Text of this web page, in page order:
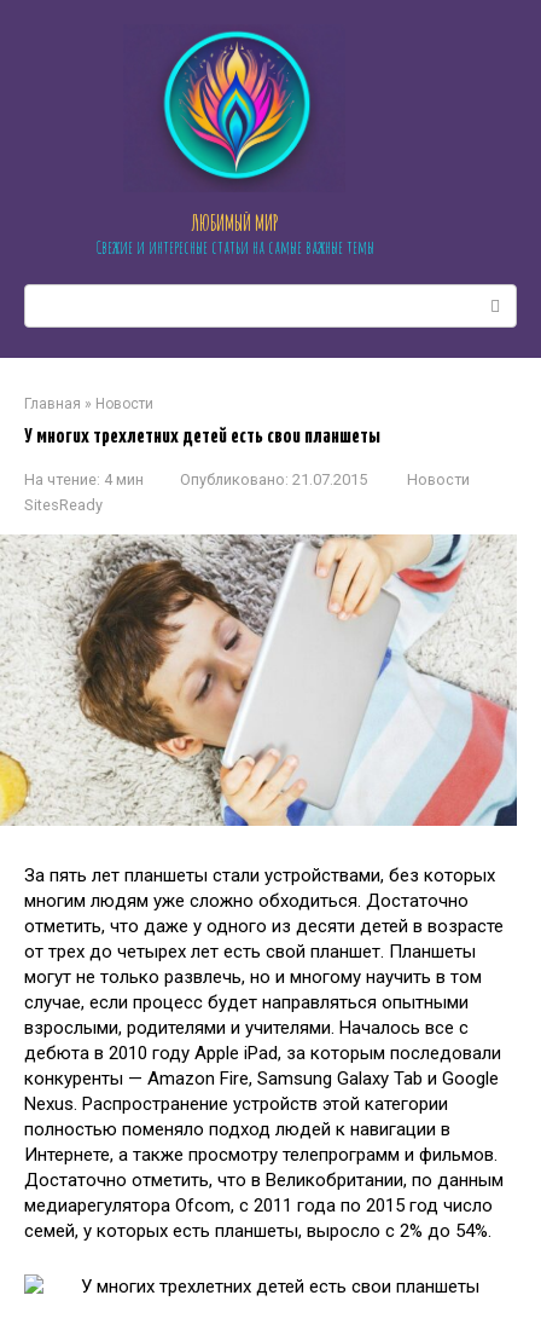
ЛЮБИМЫЙ МИР
Свежие и интересные статьи на самые важные темы
Главная » Новости
У многих трехлетних детей есть свои планшеты
На чтение: 4 мин Опубликовано: 21.07.2015
Новости
SitesReady
За пять лет планшеты стали устройствами, без которых
многим людям уже сложно обходиться. Достаточно
отметить, что даже у одного из десяти детей в возрасте
от трех до четырех лет есть свой планшет. Планшеты
могут не только развлечь, но и многому научить в том
случае, если процесс будет направляться опытными
взрослыми, родителями и учителями. Началось все с
дебюта в 2010 году Apple iPad, за которым последовали
конкуренты — Amazon Fire, Samsung Galaxy Tab и Google
Nexus. Распространение устройств этой категории
полностью поменяло подход людей к навигации в
Интернете, а также просмотру телепрограмм и фильмов.
Достаточно отметить, что в Великобритании, по данным
медиарегулятора Ofcom, с 2011 года по 2015 год число
семей, у которых есть планшеты, выросло с 2% до 54%.